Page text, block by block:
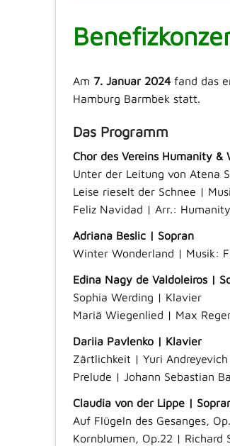
Am 7. Januar 2024 fand das
Hamburg Barmbek statt.
Das Programm
Chor des Vereins Humanity &
Unter der Leitung von Atena
Leise rieselt der Schnee |
Feliz Navidad | Arr.:
Adriana Beslic | Sopran
Winter Wonderland | Musik:
Edina Nagy de Valdoleiros |
Sophia Werding | Klavier
Mariä Wiegenlied | Max
Dariia Pavlenko | Klavier
Zärtlichkeit | Yuri Andreyevich
Prelude | Johann Sebastian
Claudia von der Lippe |
Auf Flügeln des Gesanges,
Kornblumen, Op.22 | Richard